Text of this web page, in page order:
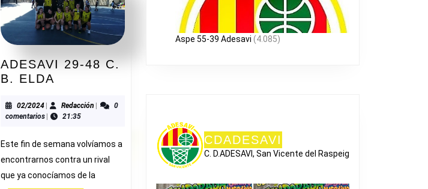
ADESAVI 29-48 C.
B. ELDA
48
C.
ELDA
02/202402/2024
| Redacción Redacción
|
0
comentarios | 21:35
Este fin de semana volvíamos a
encontrarnos contra un rival
que ya conocíamos de la
Aspe 55-39 Adesavi (4.085)
CDADESAVI
C. D.ADESAVI, San Vicente del Raspeig